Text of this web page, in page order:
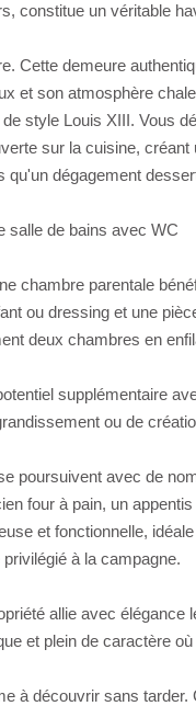
constitue un véritable
Cette demeure
et son atmosphère
style Louis XIII. Vous
sur la cuisine,
qu'un dégagement
salle de bains avec WC
chambre parentale
ou dressing et une
deux chambres en
supplémentaire
ou de
poursuivent avec de
four à pain, un
et fonctionnelle,
à la campagne.
allie avec élégance
et plein de caractère
à découvrir sans